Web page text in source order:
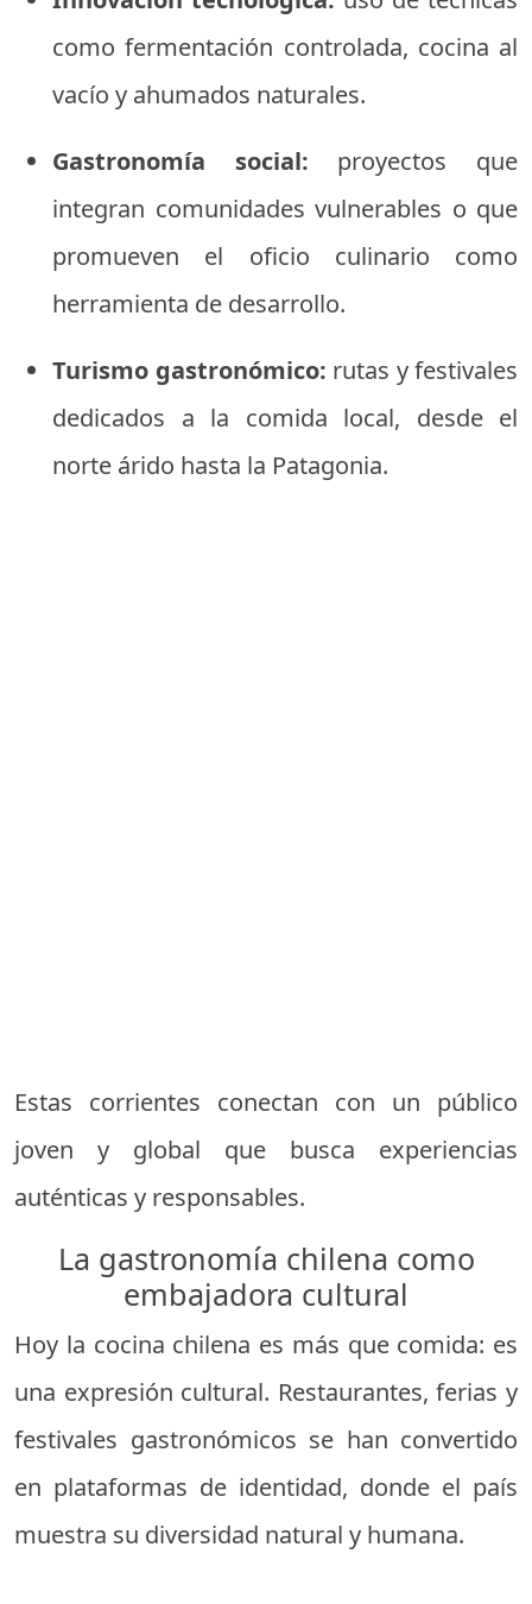
como fermentación controlada, cocina al
vacío y ahumados naturales.
Gastronomía social: proyectos que
integran comunidades vulnerables o que
promueven el oficio culinario como
herramienta de desarrollo.
Turismo gastronómico: rutas y festivales
dedicados a la comida local, desde el
norte árido hasta la Patagonia.
Estas corrientes conectan con un público
joven y global que busca experiencias
auténticas y responsables.
La gastronomía chilena como
embajadora cultural
Hoy la cocina chilena es más que comida: es
una expresión cultural. Restaurantes, ferias y
festivales gastronómicos se han convertido
en plataformas de identidad, donde el país
muestra su diversidad natural y humana.